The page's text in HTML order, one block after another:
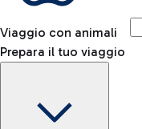
Viaggio con animali
Prepara il tuo viaggio